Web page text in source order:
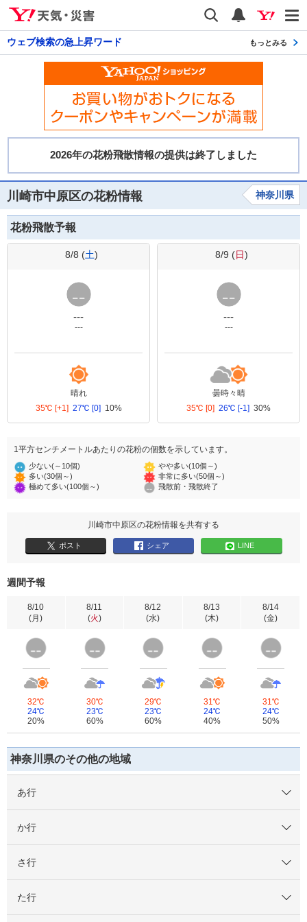
検索 通知
ウェブ検索の急上昇ワード もっとみる
川崎市中原区の花粉情報 神奈川県
花粉飛散予報
8/8 (土)
---
---
晴れ
35℃ [+1] 27℃ [0] 10%
8/9 (日)
---
---
曇時々晴
35℃ [0] 26℃ [-1] 30%
1平方センチメートルあたりの花粉の個数を示しています。
少ない(～10個)
やや多い(10個～)
多い(30個～)
非常に多い(50個～)
極めて多い(100個～)
飛散前・飛散終了
川崎市中原区の花粉情報を共有する
ポスト シェア LINE
週間予報
8/10
(月)
32℃
24℃
20%
8/11
(火)
30℃
23℃
60%
8/12
(水)
29℃
23℃
60%
8/13
(木)
31℃
24℃
40%
8/14
(金)
31℃
24℃
50%
神奈川県のその他の地域
あ行
か行
さ行
た行